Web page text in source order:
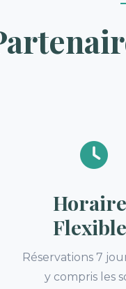
Réservations 7
y compris les